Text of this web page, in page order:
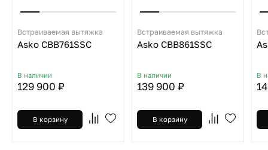
Встраиваемая вытяжка
Asko CBB761SSC
В наличии
129 900 ₽
В корзину
Встраиваемая вытяжка
Asko CBB861SSC
В наличии
139 900 ₽
В корзину
В